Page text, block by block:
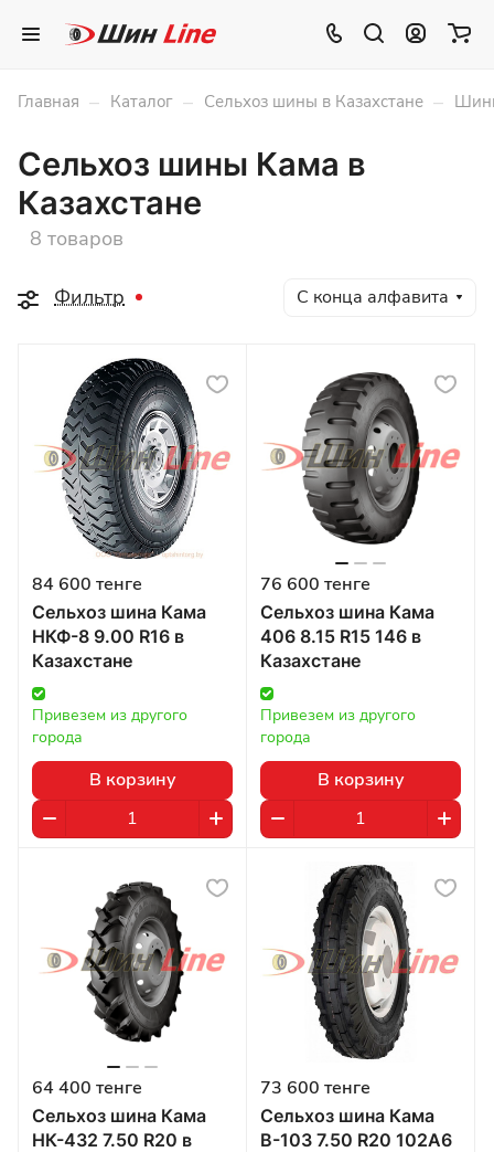
Главная – Каталог – Сельхоз шины в Казахстане –
Сельхоз шины Кама в
Казахстане
8 товаров
Фильтр С конца алфавита
84 600 тенге
Сельхоз шина Кама
НКФ-8 9.00 R16 в
Казахстане
Привезем из другого
города
В корзину
76 600 тенге
Сельхоз шина Кама
406 8.15 R15 146 в
Казахстане
Привезем из другого
города
В корзину
64 400 тенге
Сельхоз шина Кама
НК-432 7.50 R20 в
73 600 тенге
Сельхоз шина Кама
В-103 7.50 R20 102А6